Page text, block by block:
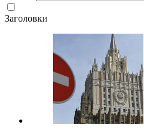
Заголовки